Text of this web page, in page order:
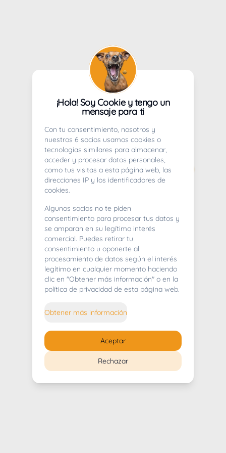
404
Whoops! Lo sentimos mucho.
¡Hola! Soy Cookie y tengo un
mensaje para ti
Con tu consentimiento, nosotros y
nuestros 6 socios usamos cookies o
tecnologías similares para almacenar,
acceder y procesar datos personales,
como tus visitas a esta página web, las
direcciones IP y los identificadores de
cookies.
Algunos socios no te piden
consentimiento para procesar tus datos y
se amparan en su legítimo interés
comercial. Puedes retirar tu
consentimiento u oponerte al
procesamiento de datos según el interés
legítimo en cualquier momento haciendo
clic en "Obtener más información" o en la
política de privacidad de esta página web.
Obtener más información
Rechazar
Aceptar